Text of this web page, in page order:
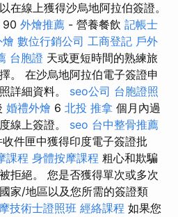
在線上獲得沙烏地阿拉伯簽證。
90 外燴推薦 - 營養餐飲 記帳士
燴 數位行銷公司 工商登記 戶外
台胞證 天或更短時間的熟練旅
。 在沙烏地阿拉伯電子簽證申
詳細資料。 seo公司 台胞證照
婚禮外燴 6 北投 推拿 個月內過
線上簽證。 seo 台中整骨推薦
件匣中獲得印度電子簽證批
課程 身體按摩課程 粗心和欺騙
拒絕。 您是否獲得單次或多次
家/地區以及您所需的簽證類
技術士證照班 經絡課程 如果您